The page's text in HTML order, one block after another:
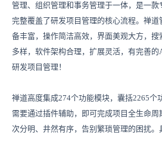
管理、组织管理和事务管理于一体，是一款
完整覆盖了研发项目管理的核心流程。禅
备丰富，操作简洁高效，界面美观大方，
多样，软件架构合理，扩展灵活，有完善
研发项目管理！
禅道高度集成274个功能模块，囊括2265个
需要通过插件辅助，即可完成项目全生命
次分明、井然有序，告别繁琐管理的困扰。